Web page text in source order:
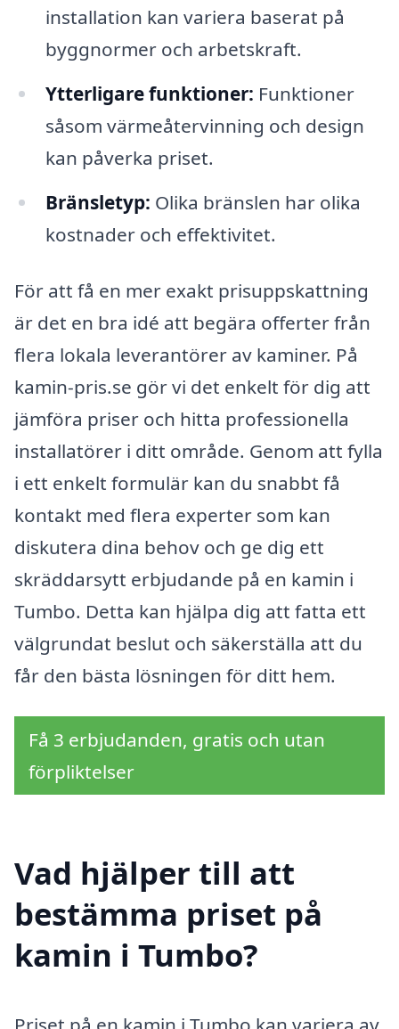
installation kan variera baserat på
byggnormer och arbetskraft.
Ytterligare funktioner: Funktioner
såsom värmeåtervinning och design
kan påverka priset.
Bränsletyp: Olika bränslen har olika
kostnader och effektivitet.
För att få en mer exakt prisuppskattning
är det en bra idé att begära offerter från
flera lokala leverantörer av kaminer. På
kamin-pris.se gör vi det enkelt för dig att
jämföra priser och hitta professionella
installatörer i ditt område. Genom att fylla
i ett enkelt formulär kan du snabbt få
kontakt med flera experter som kan
diskutera dina behov och ge dig ett
skräddarsytt erbjudande på en kamin i
Tumbo. Detta kan hjälpa dig att fatta ett
välgrundat beslut och säkerställa att du
får den bästa lösningen för ditt hem.
Få 3 erbjudanden, gratis och utan
förpliktelser
Vad hjälper till att
bestämma priset på
kamin i Tumbo?